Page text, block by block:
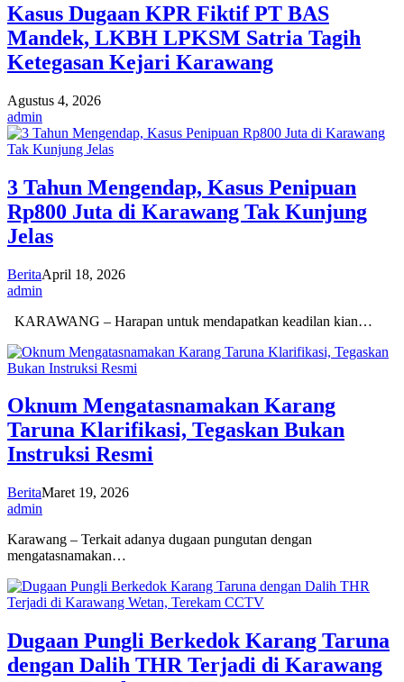
Kasus Dugaan KPR Fiktif PT BAS
Mandek, LKBH LPKSM Satria Tagih
Ketegasan Kejari Karawang
Agustus 4, 2026
admin
3 Tahun Mengendap, Kasus Penipuan
Rp800 Juta di Karawang Tak Kunjung
Jelas
BeritaApril 18, 2026
admin
KARAWANG – Harapan untuk mendapatkan keadilan kian…
Oknum Mengatasnamakan Karang
Taruna Klarifikasi, Tegaskan Bukan
Instruksi Resmi
BeritaMaret 19, 2026
admin
Karawang – Terkait adanya dugaan pungutan dengan
mengatasnamakan…
Dugaan Pungli Berkedok Karang Taruna
dengan Dalih THR Terjadi di Karawang